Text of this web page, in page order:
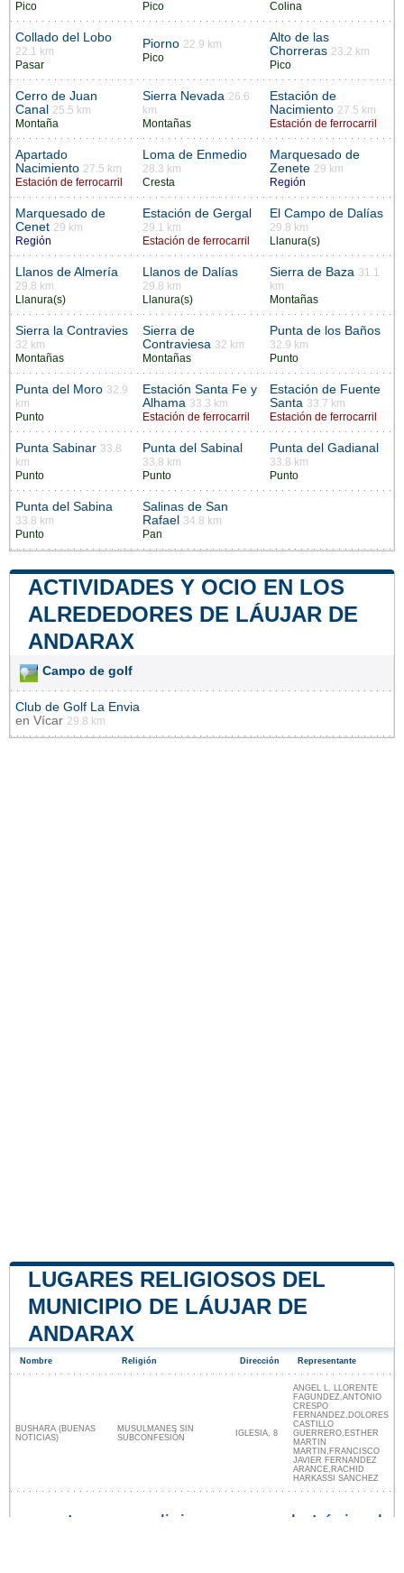
Pico
Pico
Colina
Collado del Lobo
22.1 km
Pasar
Piorno 22.9 km
Pico
Alto de las
Chorreras 23.2 km
Pico
Cerro de Juan
Canal
25.5 km
Montaña
Sierra Nevada 26.6
km
Montañas
Estación de
Nacimiento 27.5 km
Estación de ferrocarril
Apartado
Nacimiento 27.5 km
Estación de ferrocarril
Loma de Enmedio
28.3 km
Cresta
Marquesado de
Zenete 29 km
Región
Marquesado de
Cenet 29 km
Región
Estación de Gergal
29.1 km
Estación de ferrocarril
El Campo de Dalías
29.8 km
Llanura(s)
Llanos de Almería
29.8 km
Llanura(s)
Llanos de Dalías
29.8 km
Llanura(s)
Sierra de Baza 31.1
km
Montañas
Sierra la Contravies
32 km
Montañas
Sierra de
Contraviesa 32 km
Montañas
Punta de los Baños
32.9 km
Punto
Punta del Moro 32.9
km
Punto
Estación Santa Fe y
Alhama 33.3 km
Estación de ferrocarril
Estación de Fuente
Santa 33.7 km
Estación de ferrocarril
Punta Sabinar 33.8
km
Punto
Punta del Sabinal
33.8 km
Punto
Punta del Gadianal
33.8 km
Punto
Punta del Sabina
33.8 km
Punto
Salinas de San
Rafael
34.8 km
Pan
ACTIVIDADES Y OCIO EN LOS
ALREDEDORES DE LÁUJAR DE
ANDARAX
Campo de golf
Club de Golf La Envia
en Vícar 29.8 km
LUGARES RELIGIOSOS DEL
MUNICIPIO DE LÁUJAR DE
ANDARAX
Nombre Religión Dirección Representante
BUSHARA (BUENAS
NOTICIAS)
MUSULMANES SIN
SUBCONFESIÓN
IGLESIA, 8
ANGEL L. LLORENTE
FAGUNDEZ,ANTONIO
CRESPO
FERNANDEZ,DOLORES
CASTILLO
GUERRERO,ESTHER
MARTIN
MARTIN,FRANCISCO
JAVIER FERNANDEZ
ARANCE,RACHID
HARKASSI SANCHEZ
Lugares religiosos cerca de Láujar de